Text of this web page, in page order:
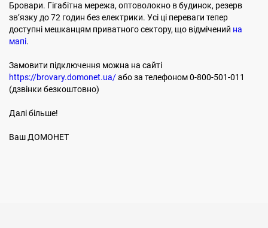
Бровари. Гігабітна мережа, оптоволокно в будинок, резерв
звʼязку до 72 годин без електрики. Усі ці переваги тепер
доступні мешканцям приватного сектору, що відмічений на
мапі.
Замовити підключення можна на сайті
https://brovary.domonet.ua/або за телефоном 0-800-501-011
(дзвінки безкоштовно)
Далі більше!
Ваш ДОМОНЕТ